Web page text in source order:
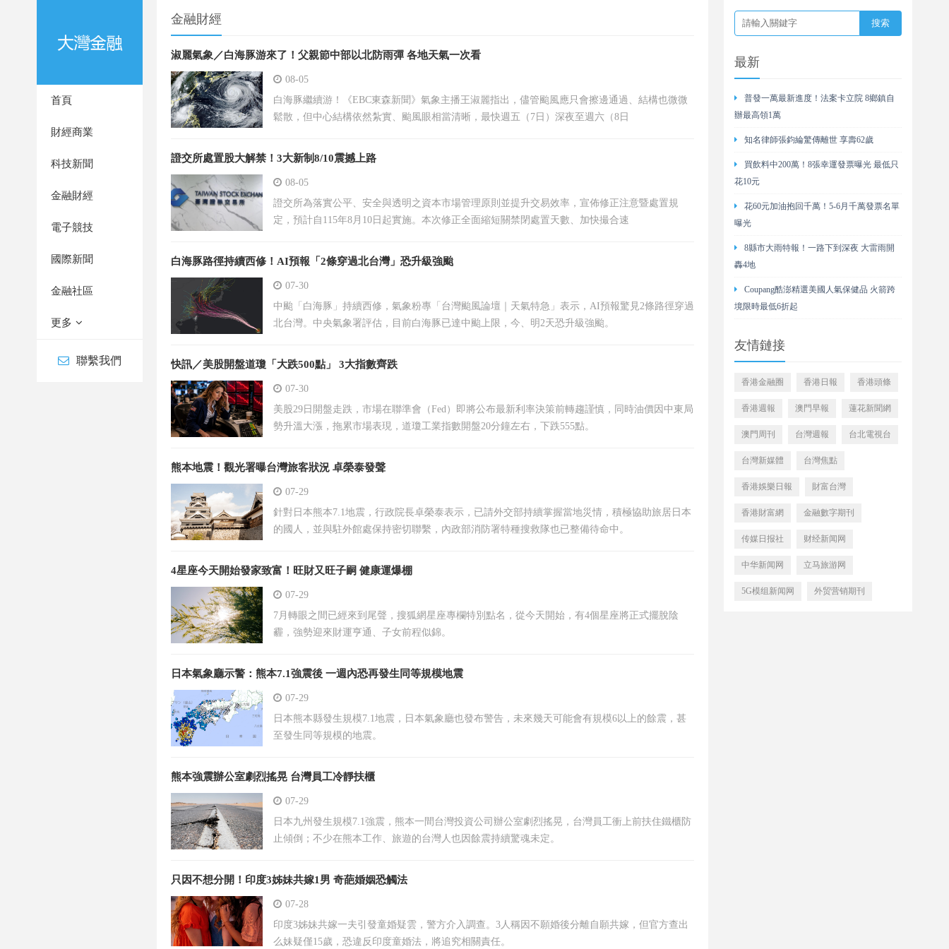
首頁
財經商業
科技新聞
金融財經
電子競技
國際新聞
金融社區
更多
聯繫我們
金融財經
淑麗氣象／白海豚游來了！父親節中部以北防雨彈 各地天氣一次看
08-05
白海豚繼續游！《EBC東森新聞》氣象主播王淑麗指出，儘管颱風應只會擦邊通過、結構也微微
鬆散，但中心結構依然紮實、颱風眼相當清晰，最快週五（7日）深夜至週六（8日
證交所處置股大解禁！3大新制8/10震撼上路
08-05
證交所為落實公平、安全與透明之資本市場管理原則並提升交易效率，宣佈修正注意暨處置規
定，預計自115年8月10日起實施。本次修正全面縮短關禁閉處置天數、加快撮合速
白海豚路徑持續西修！AI預報「2條穿過北台灣」恐升級強颱
07-30
中颱「白海豚」持續西修，氣象粉專「台灣颱風論壇｜天氣特急」表示，AI預報驚見2條路徑穿過
北台灣。中央氣象署評估，目前白海豚已達中颱上限，今、明2天恐升級強颱。
快訊／美股開盤道瓊「大跌500點」 3大指數齊跌
07-30
美股29日開盤走跌，市場在聯準會（Fed）即將公布最新利率決策前轉趨謹慎，同時油價因中東局
勢升溫大漲，拖累市場表現，道瓊工業指數開盤20分鐘左右，下跌555點。
熊本地震！觀光署曝台灣旅客狀況 卓榮泰發聲
07-29
針對日本熊本7.1地震，行政院長卓榮泰表示，已請外交部持續掌握當地災情，積極協助旅居日本
的國人，並與駐外館處保持密切聯繫，內政部消防署特種搜救隊也已整備待命中。
4星座今天開始發家致富！旺財又旺子嗣 健康運爆棚
07-29
7月轉眼之間已經來到尾聲，搜狐網星座專欄特別點名，從今天開始，有4個星座將正式擺脫陰
霾，強勢迎來財運亨通、子女前程似錦。
日本氣象廳示警：熊本7.1強震後 一週內恐再發生同等規模地震
07-29
日本熊本縣發生規模7.1地震，日本氣象廳也發布警告，未來幾天可能會有規模6以上的餘震，甚
至發生同等規模的地震。
熊本強震辦公室劇烈搖晃 台灣員工冷靜扶櫃
07-29
日本九州發生規模7.1強震，熊本一間台灣投資公司辦公室劇烈搖晃，台灣員工衝上前扶住鐵櫃防
止傾倒；不少在熊本工作、旅遊的台灣人也因餘震持續驚魂未定。
只因不想分開！印度3姊妹共嫁1男 奇葩婚姻恐觸法
07-28
印度3姊妹共嫁一夫引發童婚疑雲，警方介入調查。3人稱因不願婚後分離自願共嫁，但官方查出
么妹疑僅15歲，恐違反印度童婚法，將追究相關責任。
最新
普發一萬最新進度！法案卡立院 8鄉鎮自
辦最高領1萬
知名律師張鈞綸驚傳離世 享壽62歲
買飲料中200萬！8張幸運發票曝光 最低只
花10元
花60元加油抱回千萬！5-6月千萬發票名單
曝光
8縣市大雨特報！一路下到深夜 大雷雨開
轟4地
Coupang酷澎精選美國人氣保健品 火箭跨
境限時最低6折起
友情鏈接
香港金融圈 香港日報 香港頭條
香港週報 澳門早報 蓮花新聞網
澳門周刊 台灣週報 台北電視台
台灣新媒體 台灣焦點
香港娛樂日報 財富台灣
香港財富網 金融數字期刊
传媒日报社 财经新闻网
中华新闻网 立马旅游网
5G模组新闻网 外贸营销期刊